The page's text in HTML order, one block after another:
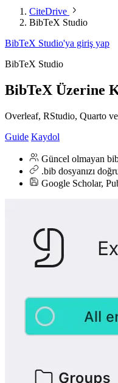
CiteDrive
BibTeX Studio
BibTeX Studio'ya giriş yap
BibTeX Studio
BibTeX Üzerine
Overleaf, RStudio, Quarto
Guide Kaydol
Güncel olmayan
.bib dosyanızı
Google Scholar,